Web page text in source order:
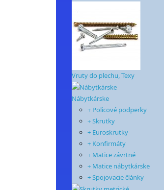
Vruty do plechu, Texy
Nábytkárske
+ Policové podperky
+ Skrutky
+ Euroskrutky
+ Konfirmáty
+ Matice závrtné
+ Matice nábytkárske
+ Spojovacie články